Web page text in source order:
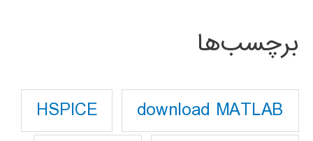
برچسب‌ها
download MATLAB
HSPICE